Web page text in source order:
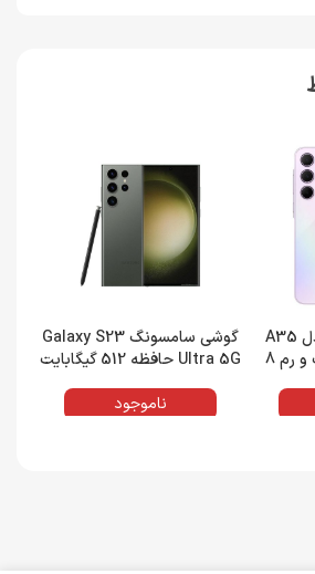
گوشی سامسونگ مدل A35
حافظه 128 گیگابایت و رم 8
گوشی سامسونگ Galaxy S23
Ultra 5G حافظه 512 گیگابایت
ناموجود